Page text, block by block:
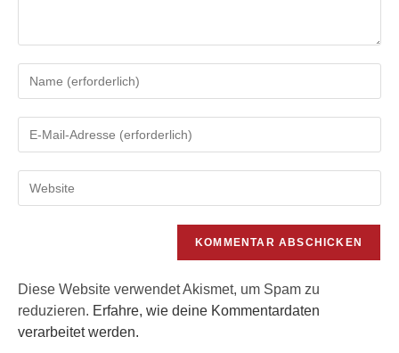
deinen
oder
Kommentieren
ein
deine
Mail-
deine
Diese Website verwendet Akismet, um Spam zu
reduzieren. Erfahre, wie deine Kommentardaten
verarbeitet werden.